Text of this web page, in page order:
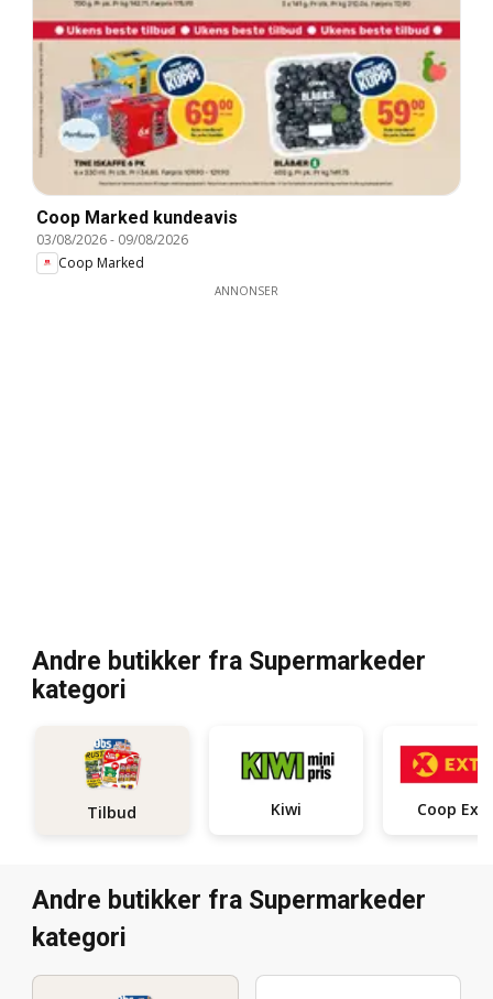
Coop Marked kundeavis
03/08/2026- 09/08/2026
Coop Marked
ANNONSER
Andre butikker fra Supermarkeder
kategori
Tilbud Kiwi Coop
Andre butikker fra Supermarkeder
kategori